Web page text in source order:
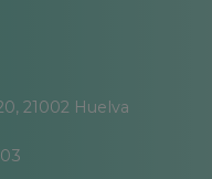
21002 Huelva